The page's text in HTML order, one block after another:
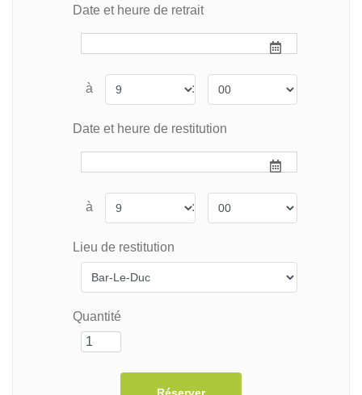
Date et heure de retrait
à :
Date et heure de restitution
à :
Lieu de restitution
Quantité